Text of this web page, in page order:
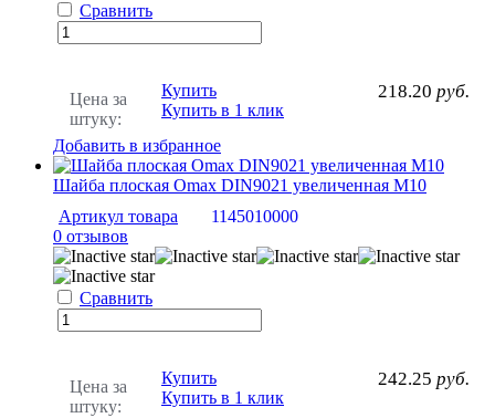
Сравнить
Цена за
штуку:
218.20 руб.
Купить
Купить в 1 клик
Добавить в избранное
Шайба плоская Omax DIN9021 увеличенная M10
Артикул товара
1145010000
0 отзывов
Сравнить
Цена за
штуку:
242.25 руб.
Купить
Купить в 1 клик